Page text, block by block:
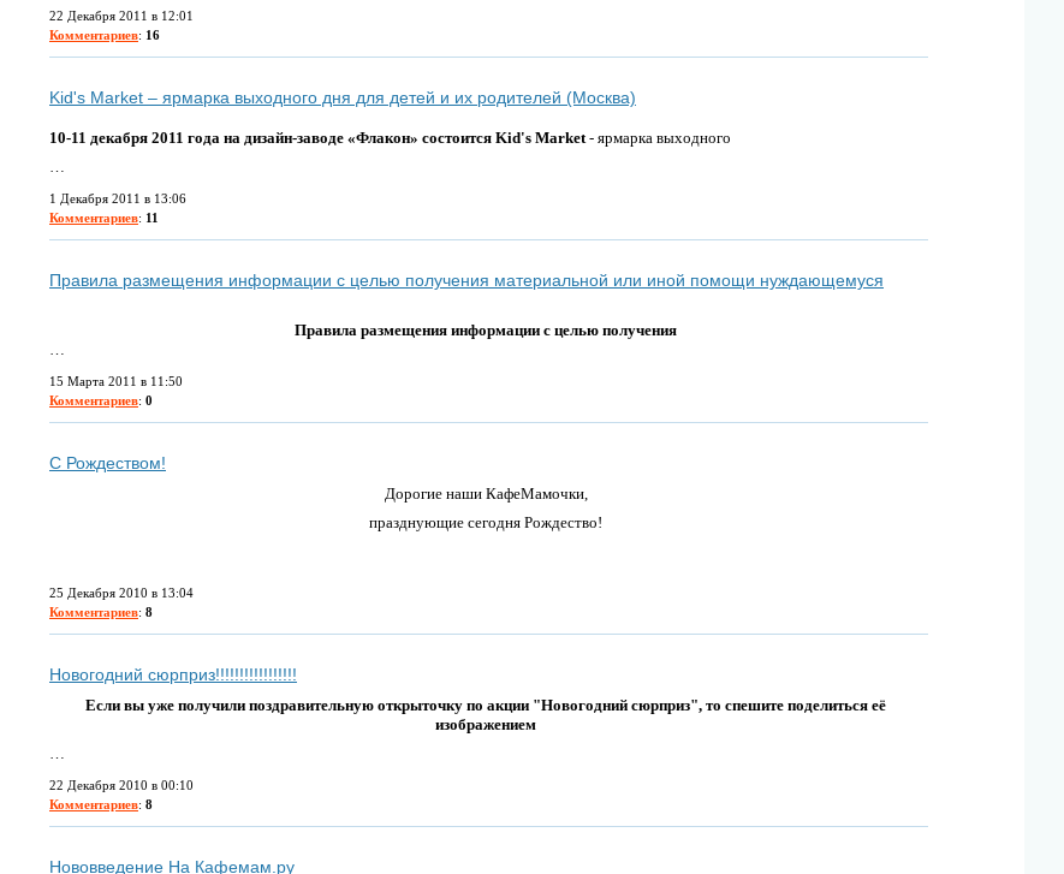
22 Декабря 2011 в 12:01
Комментариев: 16
Kid's Market – ярмарка выходного дня для детей и их родителей (Москва)
10-11 декабря 2011 года на дизайн-заводе «Флакон» состоится Kid's Market- ярмарка выходного
…
1 Декабря 2011 в 13:06
Комментариев: 11
Правила размещения информации с целью получения материальной или иной помощи нуждающемуся
Правила размещения информации с целью получения
…
15 Марта 2011 в 11:50
Комментариев: 0
С Рождеством!
Дорогие наши КафеМамочки,
празднующие сегодня Рождество!
25 Декабря 2010 в 13:04
Комментариев: 8
Новогодний сюрприз!!!!!!!!!!!!!!!!!
Если вы уже получили поздравительную открыточку по акции "Новогодний сюрприз", то спешите поделиться её
изображением
…
22 Декабря 2010 в 00:10
Комментариев: 8
Нововведение На Кафемам.ру